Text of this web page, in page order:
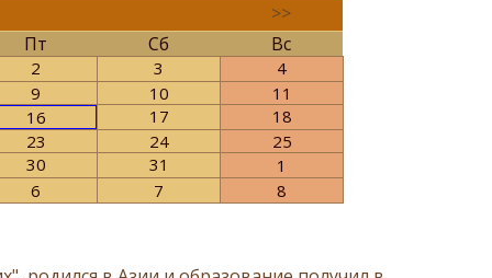
>>
Пт Сб Вс
2 3
4
9 10
11
16 17
18
23 24
25
30 31
1
6 7 8